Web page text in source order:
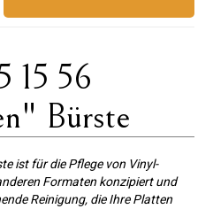
15 56
Bürste
ist für die Pflege von Vinyl-
Formaten konzipiert und
Reinigung, die Ihre Platten